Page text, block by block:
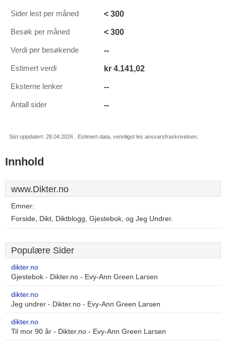
Sider lest per måned < 300
Besøk per måned < 300
Verdi per besøkende --
Estimert verdi kr 4.141,02
Eksterne lenker --
Antall sider --
Sist oppdatert: 28.04.2026 . Estimert data, vennligst les ansvarsfraskrivelsen.
Innhold
www.Dikter.no
Emner:
Forside, Dikt, Diktblogg, Gjestebok, og Jeg Undrer.
Populære Sider
dikter.no
Gjestebok - Dikter.no - Evy-Ann Green Larsen
dikter.no
Jeg undrer - Dikter.no - Evy-Ann Green Larsen
dikter.no
Til mor 90 år - Dikter.no - Evy-Ann Green Larsen